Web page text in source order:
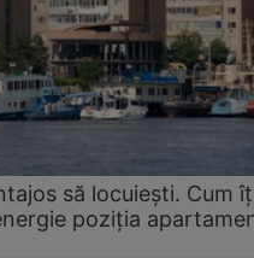
să locuiești. Cum
poziția